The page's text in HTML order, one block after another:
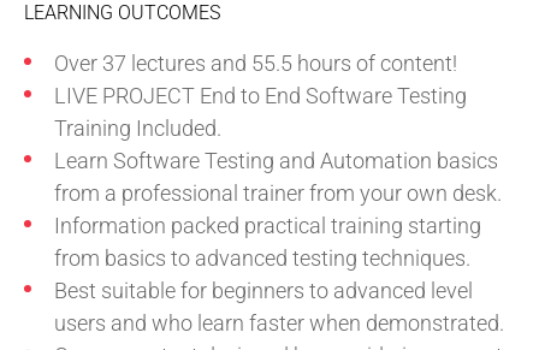
LEARNING OUTCOMES
Over 37 lectures and 55.5 hours of content!
LIVE PROJECT End to End Software Testing
Training Included.
Learn Software Testing and Automation basics
from a professional trainer from your own desk.
Information packed practical training starting
from basics to advanced testing techniques.
Best suitable for beginners to advanced level
users and who learn faster when demonstrated.